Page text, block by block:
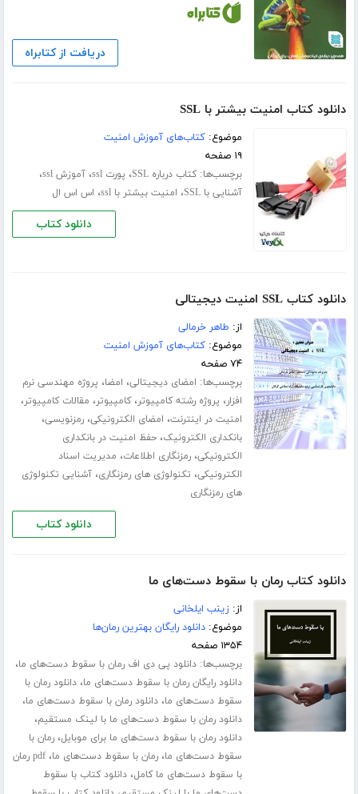
دریافت از کتابراه
دانلود کتاب امنیت بیشتر با SSL
موضوع:کتاب‌های آموزش امنیت
۱۹ صفحه
برچسب‌ها:کتاب درباره SSL ، پورت ssl ،آموزش ssl ،
آشنایی با SSL ، امنیت بیشتر با ssl ، اس اس ال
دانلود کتاب
دانلود کتاب SSL امنیت دیجیتالی
از: طاهر خرمالی
موضوع:کتاب‌های آموزش امنیت
۷۴ صفحه
برچسب‌ها: امضای دیجیتالی، امضا، پروژه مهندسی نرم
افزار، پروژه رشته کامپیوتر،کامپیوتر، مقالات کامپیوتر،
امنیت در اینترنت، امضای الکترونیکی،رمزنویسی،
بانکداری الکترونیک،حفظ امنیت در بانکداری
الکترونیکی،رمزنگاری اطلاعات، مدیریت اسناد
الکترونیکی، تکنولوژی های رمزنگاری،آشنایی تکنولوژی
های رمزنگاری
دانلود کتاب
دانلود کتاب رمان با سقوط دست‌های ما
از:زینب ایلخانی
موضوع:دانلود رایگان بهترین رمان‌ها
۱۳۵۴ صفحه
برچسب‌ها:دانلود پی دی اف رمان با سقوط دست‌های ما،
دانلود رایگان رمان با سقوط دست‌های ما،دانلود رمان با
سقوط دست‌های ما،دانلود رمان با سقوط دست‌های ما،
دانلود رمان با سقوط دست‌های ما با لینک مستقیم،
دانلود رمان با سقوط دست‌های ما برای موبایل،رمان با
سقوط دست‌های ما،رمان با سقوط دست‌های ما،
pdf رمان
با سقوط دست‌های ما کامل،دانلود کتاب با سقوط